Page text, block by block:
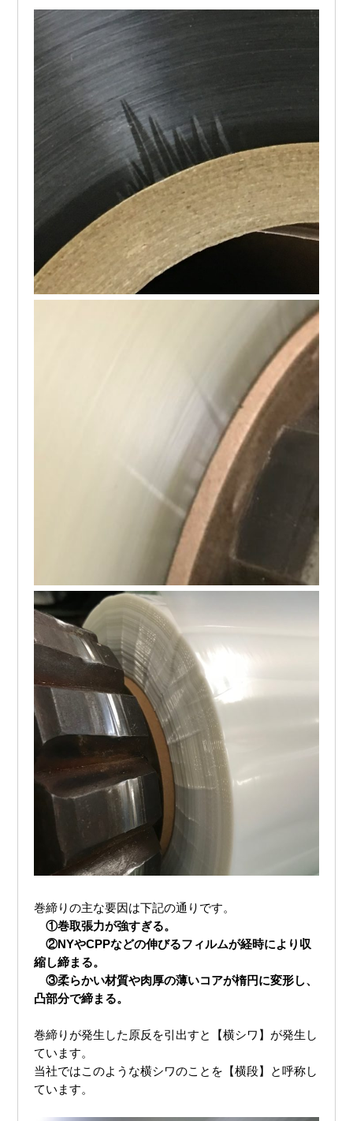
巻締りの主な要因は下記の通りです。
①巻取張力が強すぎる。
②NYやCPPなどの伸びるフィルムが経時により収
縮し締まる。
③柔らかい材質や肉厚の薄いコアが楕円に変形し、
凸部分で締まる。
巻締りが発生した原反を引出すと【横シワ】が発生し
ています。
当社ではこのような横シワのことを【横段】と呼称し
ています。